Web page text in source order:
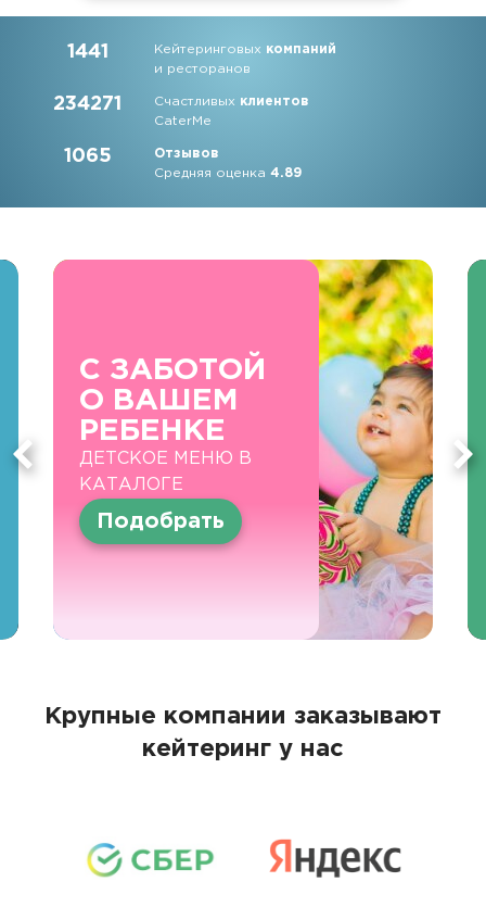
1441 Кейтеринговых компаний
и ресторанов
234271 Счастливых клиентов
CaterMe
1065
Отзывов
Средняя оценка4.89
С ЗАБОТОЙ
О ВАШЕМ
РЕБЕНКЕ
ДЕТСКОЕ МЕНЮ В
КАТАЛОГЕ
Подобрать
Крупные компании заказывают
кейтеринг у нас